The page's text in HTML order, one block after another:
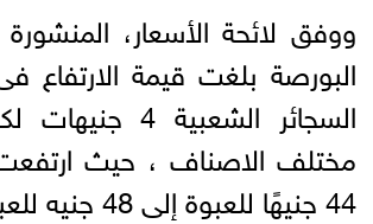
ووفق لائحة الأسعار،
البورصة بلغت قيمة الارتفاع
السجائر الشعبية
مختلف الاصناف ، حيث
44 جنيهًا للعبوة إلى 48 جنيه للعبوة.